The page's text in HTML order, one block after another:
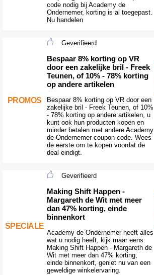
code nodig bij Academy de
Ondernemer, korting is al toegepast.
Nu handelen
PROMOS
Geverifieerd
Bespaar 8% korting op VR
door een zakelijke bril - Freek
Teunen, of 10% - 78% korting
op andere artikelen
Bespaar 8% korting op VR door een
zakelijke bril - Freek Teunen, of 10%
- 78% korting op andere artikelen, u
kunt ook hun producten kopen en
minder betalen met andere Academy
de Ondernemer coupon code. Wees
de eerste om te kopen voordat de
deal eindigt.
SPECIALE
Geverifieerd
Making Shift Happen -
Margareth de Wit met meer
dan 47% korting, einde
binnenkort
Academy de Ondernemer heeft alles
wat u nodig heeft, kijk maar eens:
Making Shift Happen - Margareth de
Wit met meer dan 47% korting,
einde binnenkort, geniet nu van een
geweldige winkelervaring.